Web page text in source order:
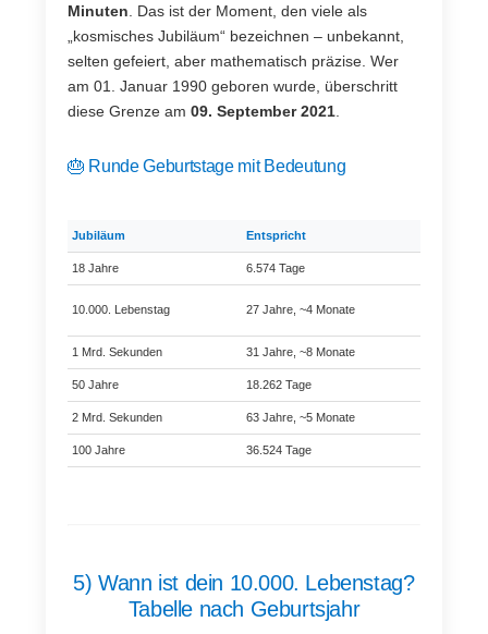
Minuten . Das ist der Moment, den viele als
„kosmisches Jubiläum“ bezeichnen – unbekannt,
selten gefeiert, aber mathematisch präzise. Wer
am 01. Januar 1990 geboren wurde, überschritt
diese Grenze am 09. September 2021.
🎂 Runde Geburtstage mit Bedeutung
Jubiläum Entspricht
18 Jahre 6.574 Tage
10.000. Lebenstag 27 Jahre, ~4 Monate
1 Mrd. Sekunden 31 Jahre, ~8 Monate
50 Jahre 18.262 Tage
2 Mrd. Sekunden 63 Jahre, ~5 Monate
100 Jahre 36.524 Tage
5) Wann ist dein 10.000. Lebenstag?
Tabelle nach Geburtsjahr